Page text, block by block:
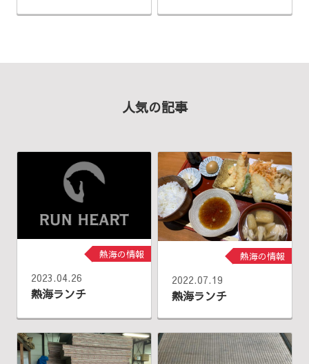
人気の記事
熱海の情報
2023.04.26
熱海ランチ
熱海の情報
2022.07.19
熱海ランチ